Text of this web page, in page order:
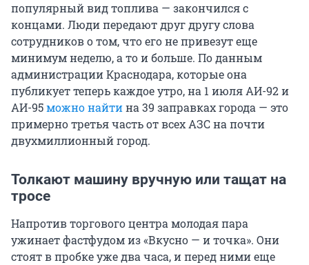
популярный вид топлива — закончился с
концами. Люди передают друг другу слова
сотрудников о том, что его не привезут еще
минимум неделю, а то и больше. По данным
администрации Краснодара, которые она
публикует теперь каждое утро, на 1 июля АИ-92 и
АИ-95можно найтина 39 заправках города — это
примерно третья часть от всех АЗС на почти
двухмиллионный город.
Толкают машину вручную или тащат на
тросе
Напротив торгового центра молодая пара
ужинает фастфудом из «Вкусно — и точка». Они
стоят в пробке уже два часа, и перед ними еще